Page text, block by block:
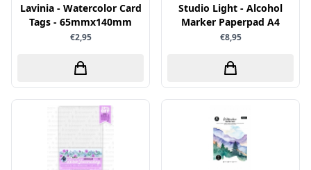
Canvas
Die Cuts
Finger Wax
Pan Pastel
Hobbydots
HobbyFun
Hobbyjournaal
Hobbyzine
Jalekro
Jeanines Art
JeJe
schudmateriaal
Scrappapier
Specialties
Stickers
Tekst, letters & cijfers
Tijdschrift
Lavinia - Watercolor Card
Tags - 65mmx140mm
€2,95
Studio Light - Alcohol
Marker Paperpad A4
€8,95